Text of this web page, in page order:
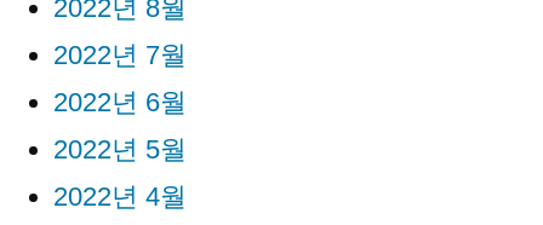
2022년 8월
2022년 7월
2022년 6월
2022년 5월
2022년 4월